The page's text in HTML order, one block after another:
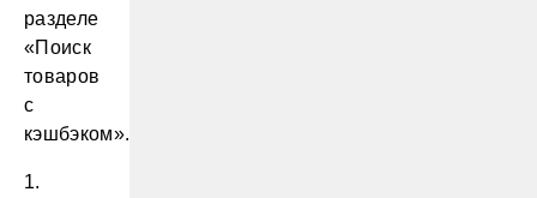
разделе
«Поиск
товаров
с
кэшбэком».
1.